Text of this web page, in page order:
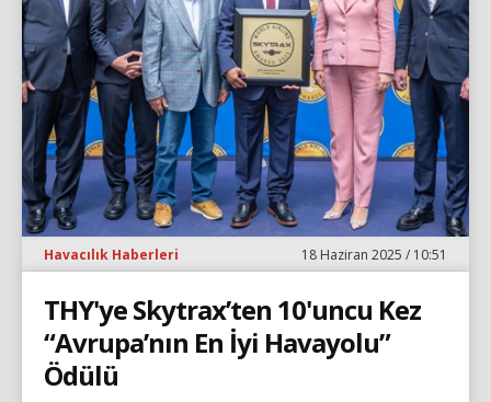
Havacılık Haberleri 18 Haziran 2025 / 10:51
THY'ye Skytrax’ten 10'uncu Kez
“Avrupa’nın En İyi Havayolu”
Ödülü